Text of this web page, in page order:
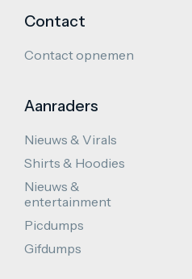
Contact
Contact opnemen
Aanraders
Nieuws & Virals
Shirts & Hoodies
Nieuws &
entertainment
Picdumps
Gifdumps